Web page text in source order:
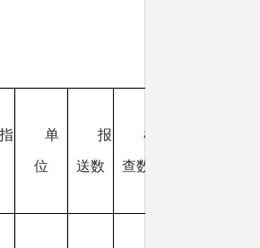
指 单
位
报
送数
检
查数